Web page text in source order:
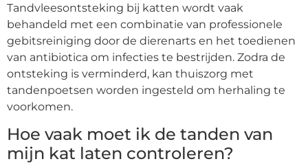
Tandvleesontsteking bij katten wordt vaak
behandeld met een combinatie van professionele
gebitsreiniging door de dierenarts en het toedienen
van antibiotica om infecties te bestrijden. Zodra de
ontsteking is verminderd, kan thuiszorg met
tandenpoetsen worden ingesteld om herhaling te
voorkomen.
Hoe vaak moet ik de tanden van
mijn kat laten controleren?